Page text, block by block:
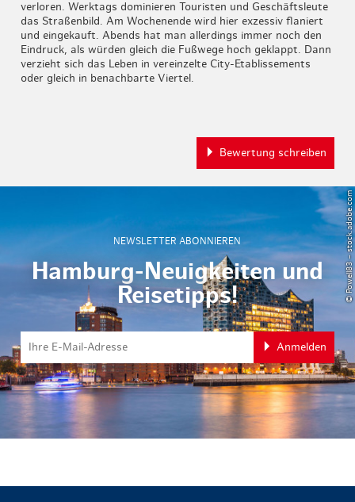
verloren. Werktags dominieren Touristen und Geschäftsleute
das Straßenbild. Am Wochenende wird hier exzessiv flaniert
und eingekauft. Abends hat man allerdings immer noch den
Eindruck, als würden gleich die Fußwege hoch geklappt. Dann
verzieht sich das Leben in vereinzelte City-Etablissements
oder gleich in benachbarte Viertel.
Bewertung schreiben
NEWSLETTER ABONNIEREN
Hamburg-Neuigkeiten und
Reisetipps!
Anmelden
© Powell83 – stock.adobe.com